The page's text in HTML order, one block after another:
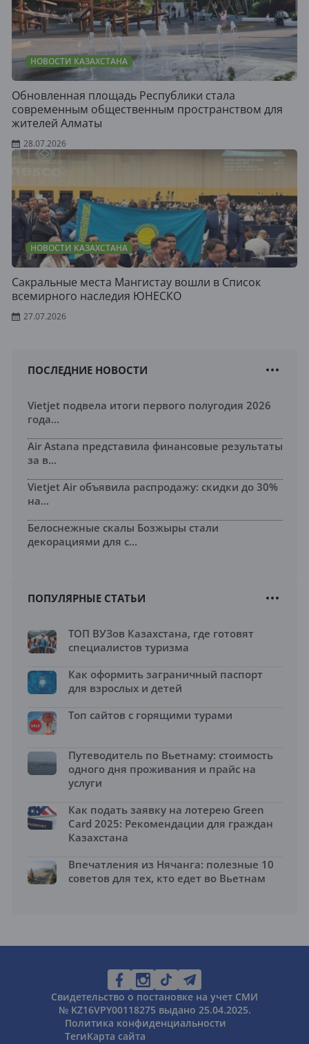
НОВОСТИ КАЗАХСТАНА
Обновленная площадь Республики стала
современным общественным пространством для
жителей Алматы
28.07.2026
НОВОСТИ КАЗАХСТАНА
Сакральные места Мангистау вошли в Список
всемирного наследия ЮНЕСКО
27.07.2026
ПОСЛЕДНИЕ НОВОСТИ
Vietjet подвела итоги первого полугодия 2026
года...
Air Astana представила финансовые результаты
за в...
Vietjet Air объявила распродажу: скидки до 30%
на...
Белоснежные скалы Бозжыры стали
декорациями для с...
ПОПУЛЯРНЫЕ СТАТЬИ
ТОП ВУЗов Казахстана, где готовят
специалистов туризма
Как оформить заграничный паспорт
для взрослых и детей
Топ сайтов с горящими турами
Путеводитель по Вьетнаму: стоимость
одного дня проживания и прайс на
услуги
Как подать заявку на лотерею Green
Card 2025: Рекомендации для граждан
Казахстана
Впечатления из Нячанга: полезные 10
советов для тех, кто едет во Вьетнам
Свидетельство о постановке на учет СМИ
№ KZ16VPY00118275 выдано 25.04.2025.
Политика конфиденциальности
ТегиКарта сайта